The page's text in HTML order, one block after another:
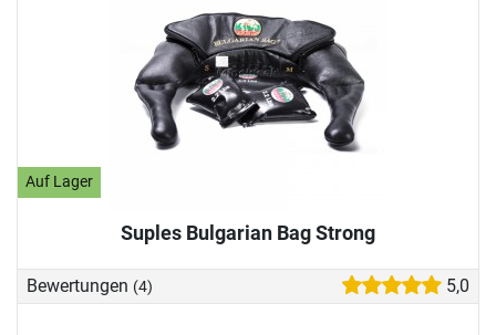
Auf Lager
Suples Bulgarian Bag Strong
Bewertungen (4) 5,0